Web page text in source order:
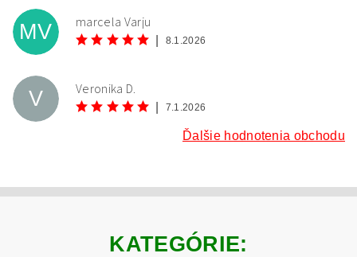
Oboznámil som sa s
podmienkami ochrany osobných
údajov
MV marcela Varju
8.1.2026
V Veronika D.
7.1.2026
Ďalšie hodnotenia obchodu
KATEGÓRIE: